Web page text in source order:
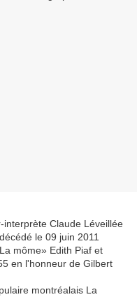
Claude Léveillée
le 09 juin 2011
môme» Edith Piaf et
en l'honneur de Gilbert
montréalais La